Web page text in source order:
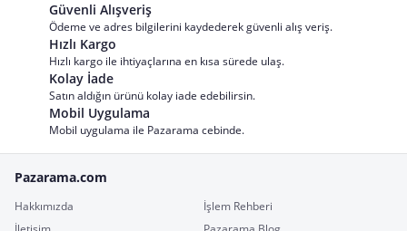
Güvenli Alışveriş
Ödeme ve adres bilgilerini kaydederek güvenli alış veriş.
Hızlı Kargo
Hızlı kargo ile ihtiyaçlarına en kısa sürede ulaş.
Kolay İade
Satın aldığın ürünü kolay iade edebilirsin.
Mobil Uygulama
Mobil uygulama ile Pazarama cebinde.
Pazarama.com
Hakkımızda
İşlem Rehberi